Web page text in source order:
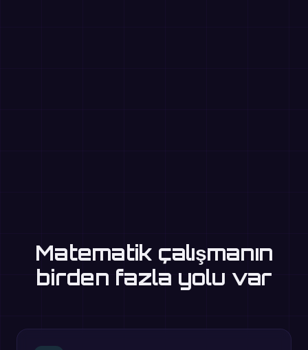
Matematik çalışmanın
birden fazla yolu var